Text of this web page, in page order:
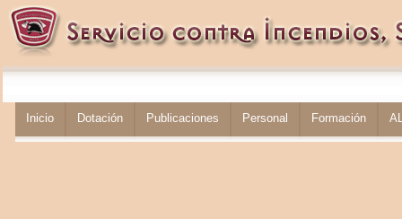
Inicio Dotación Publicaciones Personal Formación